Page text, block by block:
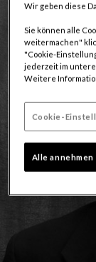
Wir geben diese
Sie können alle
weitermachen"
"Cookie-
jederzeit im
Weitere
Cookie-
Alle